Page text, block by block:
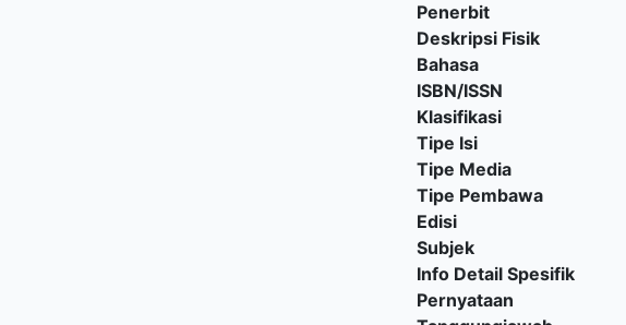
Penerbit
Deskripsi Fisik
Bahasa
ISBN/ISSN
Klasifikasi
Tipe Isi
Tipe Media
Tipe Pembawa
Edisi
Subjek
Info Detail Spesifik
Pernyataan